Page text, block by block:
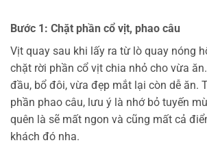
Bước 1: Chặt phần cổ vịt, phao câu
Vịt quay sau khi lấy ra từ lò quay nóng
chặt rời phần cổ vịt chia nhỏ cho vừa
đầu, bổ đôi, vừa đẹp mắt lại còn dễ ăn.
phần phao câu, lưu ý là nhớ bỏ tuyến
quên là sẽ mất ngon và cũng mất cả
khách đó nha.